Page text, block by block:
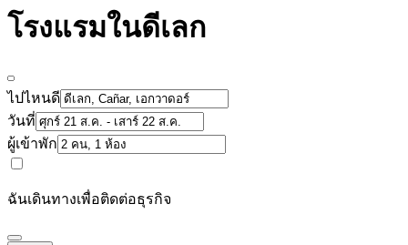
โรงแรมในดีเลก
ไปไหนดี
วันที่
ผู้เข้าพัก
ฉันเดินทางเพื่อติดต่อธุรกิจ